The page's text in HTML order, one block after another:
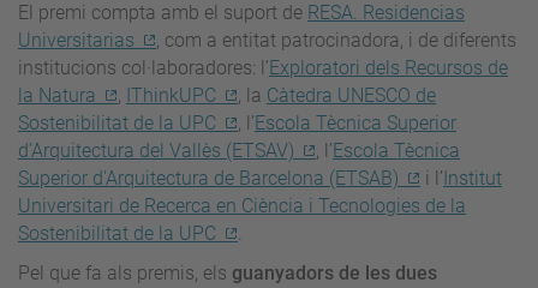
El premi compta amb el suport de RESA. Residencias
Universitarias
, com a entitat patrocinadora, i de diferents
institucions col·laboradores: l’Exploratori dels Recursos de
la Natura
, IThinkUPC , la Càtedra UNESCO de
Sostenibilitat de la UPC
, l’Escola Tècnica Superior
d'Arquitectura del Vallès (ETSAV)
, l’Escola Tècnica
Superior d'Arquitectura de Barcelona (ETSAB)
i l’ Institut
Universitari de Recerca en Ciència i Tecnologies de la
Sostenibilitat de la UPC
.
Pel que fa als premis, els guanyadors de les dues